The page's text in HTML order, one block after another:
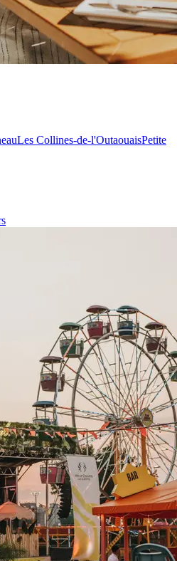
Les Collines-de-l'OutaouaisPetite